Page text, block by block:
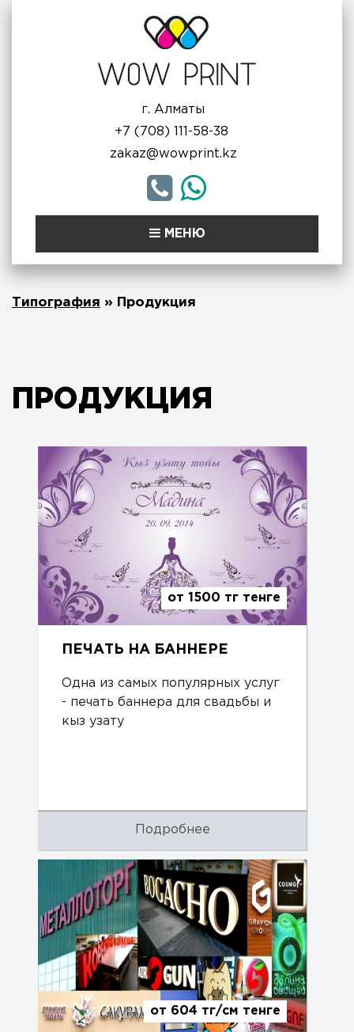
г. Алматы
+7 (708) 111-58-38
zakaz@wowprint.kz
МЕНЮ
Типография » Продукция
ПРОДУКЦИЯ
от 1500 тг тенге
ПЕЧАТЬ НА БАННЕРЕ
Одна из самых популярных услуг
- печать баннера для свадьбы и
кыз узату
Подробнее
от 604 тг/см тенге